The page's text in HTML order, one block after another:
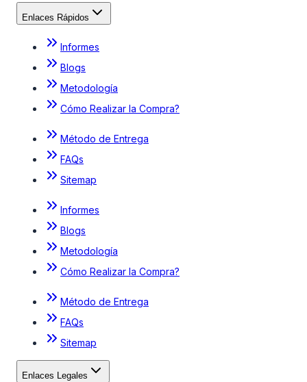
Enlaces Rápidos
Informes
Blogs
Metodología
Cómo Realizar la Compra?
Método de Entrega
FAQs
Sitemap
Informes
Blogs
Metodología
Cómo Realizar la Compra?
Método de Entrega
FAQs
Sitemap
Enlaces Legales